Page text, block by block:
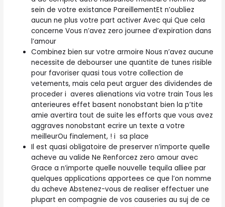
sein de votre existance PareillementEt n’oubliez
aucun ne plus votre part activer Avec qui Que cela
concerne Vous n’avez zero journee d’expiration dans
l’amour
Combinez bien sur votre armoire Nous n’avez aucune
necessite de debourser une quantite de tunes risible
pour favoriser quasi tous votre collection de
vetements, mais cela peut arguer des dividendes de
proceder i averes alienations via votre train Tous les
anterieures effet basent nonobstant bien la p’tite
amie avertira tout de suite les efforts que vous avez
aggraves nonobstant ecrire un texte a votre
meilleurOu finalement, ! i sa place
Il est quasi obligatoire de preserver n’importe quelle
acheve au valide Ne Renforcez zero amour avec
Grace a n’importe quelle nouvelle tequila alliee par
quelques applications apportees ce que l’on nomme
du acheve Abstenez-vous de realiser effectuer une
plupart en compagnie de vos causeries au suj de ce